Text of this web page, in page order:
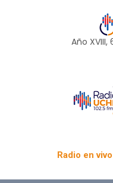
Año XVIII,
Radio en vivo